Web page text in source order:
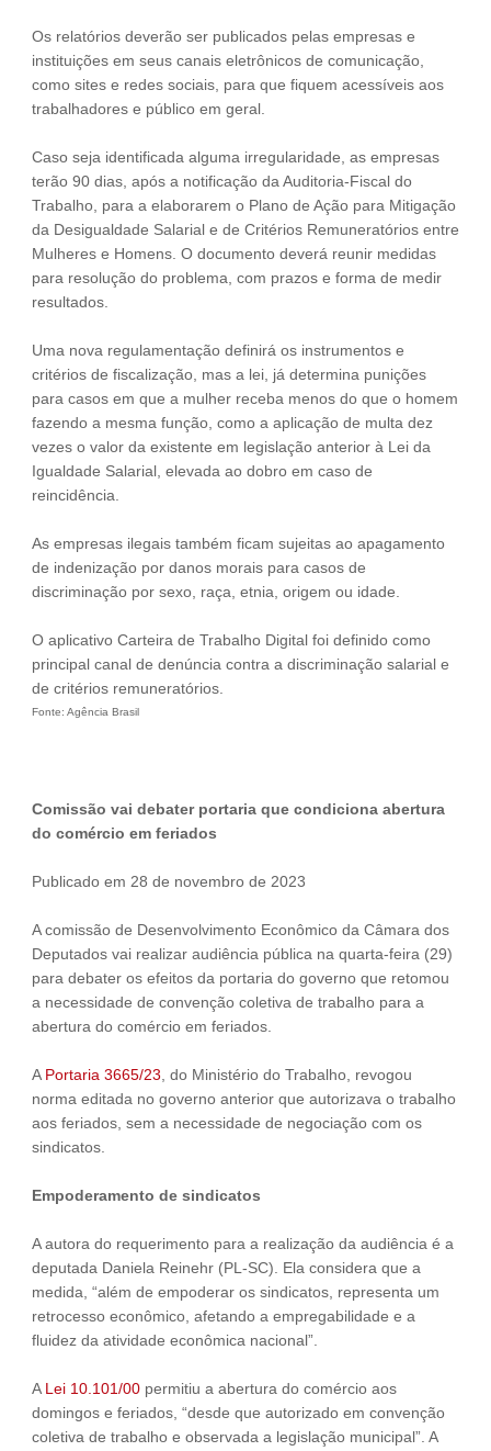
Os relatórios deverão ser publicados pelas empresas e
instituições em seus canais eletrônicos de comunicação,
como sites e redes sociais, para que fiquem acessíveis aos
trabalhadores e público em geral.
Caso seja identificada alguma irregularidade, as empresas
terão 90 dias, após a notificação da Auditoria-Fiscal do
Trabalho, para a elaborarem o Plano de Ação para Mitigação
da Desigualdade Salarial e de Critérios Remuneratórios entre
Mulheres e Homens. O documento deverá reunir medidas
para resolução do problema, com prazos e forma de medir
resultados.
Uma nova regulamentação definirá os instrumentos e
critérios de fiscalização, mas a lei, já determina punições
para casos em que a mulher receba menos do que o homem
fazendo a mesma função, como a aplicação de multa dez
vezes o valor da existente em legislação anterior à Lei da
Igualdade Salarial, elevada ao dobro em caso de
reincidência.
As empresas ilegais também ficam sujeitas ao apagamento
de indenização por danos morais para casos de
discriminação por sexo, raça, etnia, origem ou idade.
O aplicativo Carteira de Trabalho Digital foi definido como
principal canal de denúncia contra a discriminação salarial e
de critérios remuneratórios.
Fonte: Agência Brasil
Comissão vai debater portaria que condiciona abertura
do comércio em feriados
Publicado em 28 de novembro de 2023
A comissão de Desenvolvimento Econômico da Câmara dos
Deputados vai realizar audiência pública na quarta-feira (29)
para debater os efeitos da portaria do governo que retomou
a necessidade de convenção coletiva de trabalho para a
abertura do comércio em feriados.
A Portaria 3665/23 , do Ministério do Trabalho, revogou
norma editada no governo anterior que autorizava o trabalho
aos feriados, sem a necessidade de negociação com os
sindicatos.
Empoderamento de sindicatos
A autora do requerimento para a realização da audiência é a
deputada Daniela Reinehr (PL-SC). Ela considera que a
medida, “além de empoderar os sindicatos, representa um
retrocesso econômico, afetando a empregabilidade e a
fluidez da atividade econômica nacional”.
A Lei 10.101/00 permitiu a abertura do comércio aos
domingos e feriados, “desde que autorizado em convenção
coletiva de trabalho e observada a legislação municipal”. A